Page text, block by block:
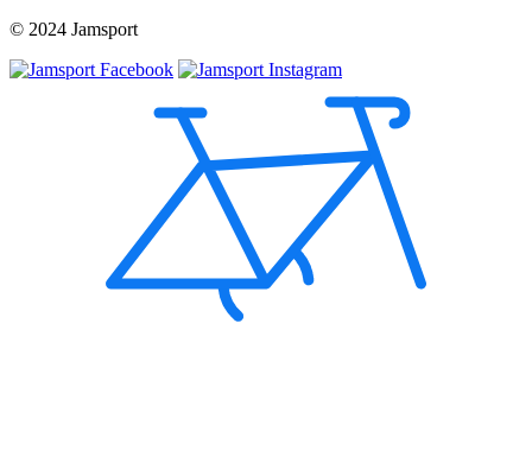
© 2024 Jamsport